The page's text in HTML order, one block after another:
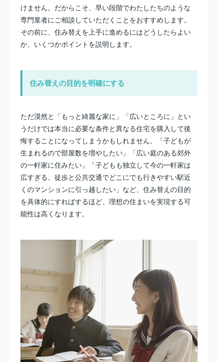
けません。だからこそ、早い段階でわたしたちのような
専門業者にご相談していただくことをおすすめします。
その前に、住み替えを上手に進めるにはどうしたらよい
か、いくつかポイントを説明します。
住み替えの目的を明確にする
ただ漠然と「もっと綺麗な家に」「広いところに」とい
うだけでは本当に必要な条件と異なる住宅を購入して後
悔することになってしまうかもしれません。「子どもが
生まれるので部屋数を増やしたい」「広い庭のある郊外
の一軒家に住みたい」「子どもも独立して今の一軒家は
広すぎる、徒歩と公共交通でどこにでも行きやすい駅近
くのマンションに引っ越したい」など、住み替えの目的
を具体的にすればするほど、理想の住まいを実現する可
能性は高くなります。